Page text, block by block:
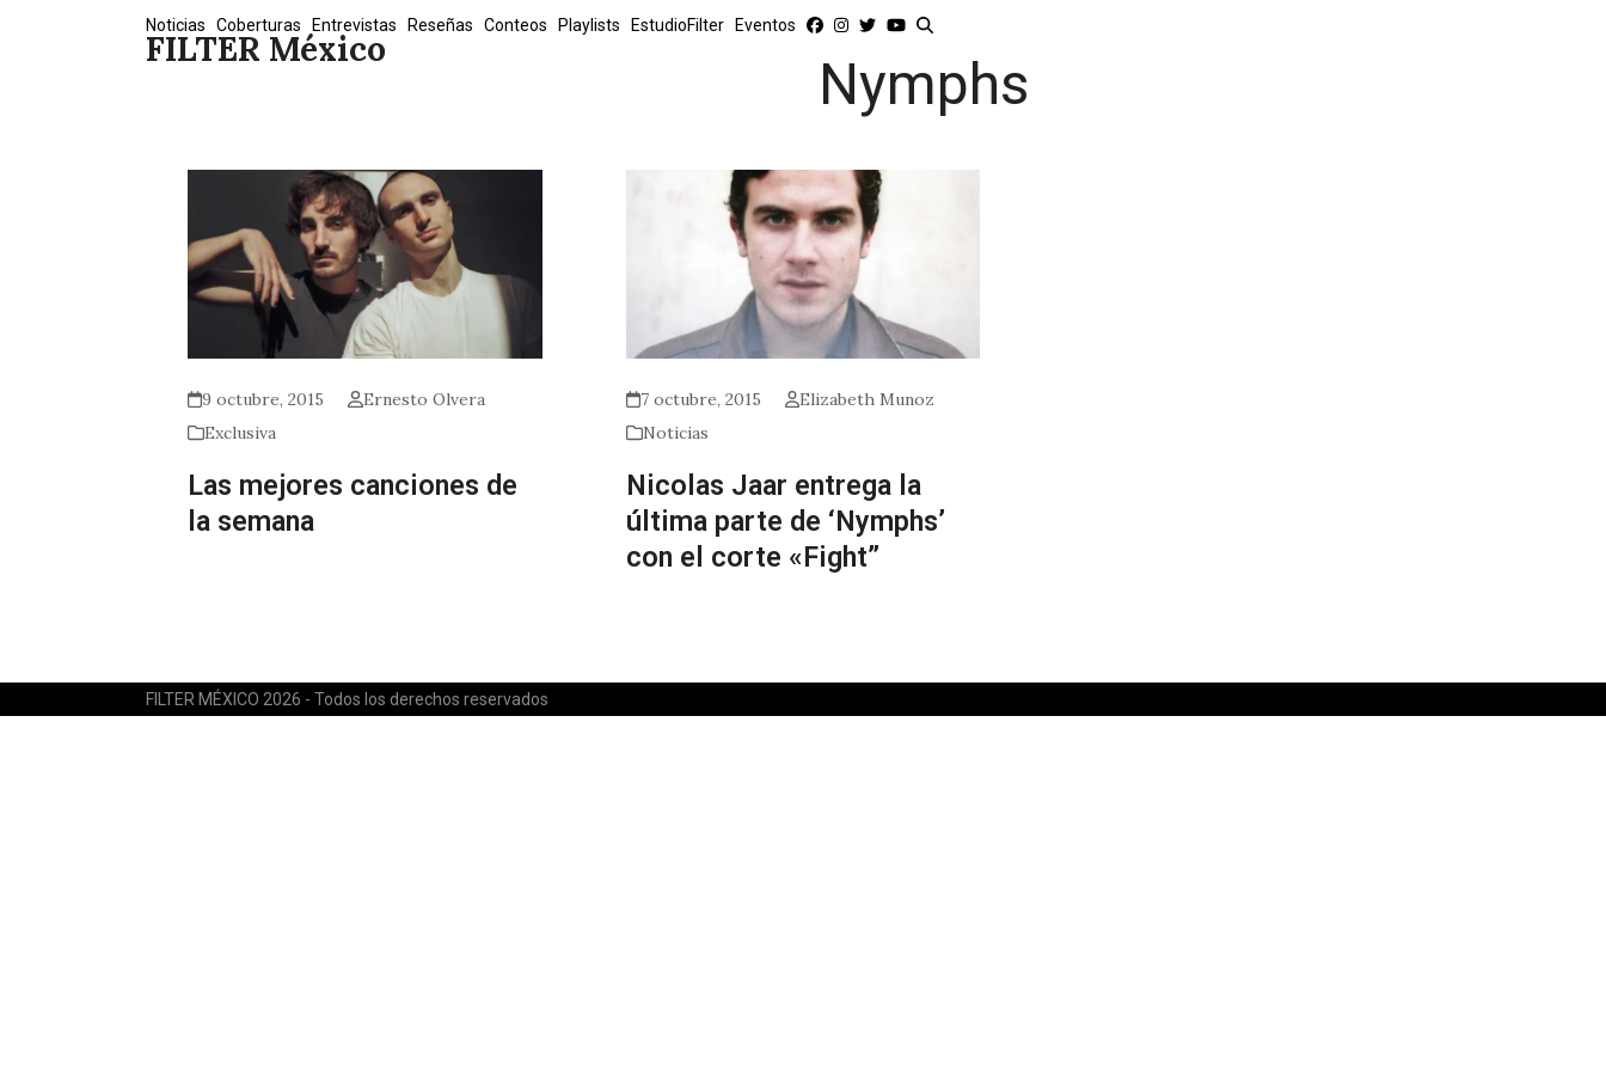
FILTER México
Noticias Coberturas Entrevistas Reseñas Conteos Playlists EstudioFilter Eventos
Nymphs
9 octubre, 2015
Ernesto Olvera
Exclusiva
Las mejores canciones de
la semana
7 octubre, 2015
Elizabeth Munoz
Noticias
Nicolas Jaar entrega la
última parte de ‘Nymphs’
con el corte «Fight”
FILTER MÉXICO 2026 - Todos los derechos reservados